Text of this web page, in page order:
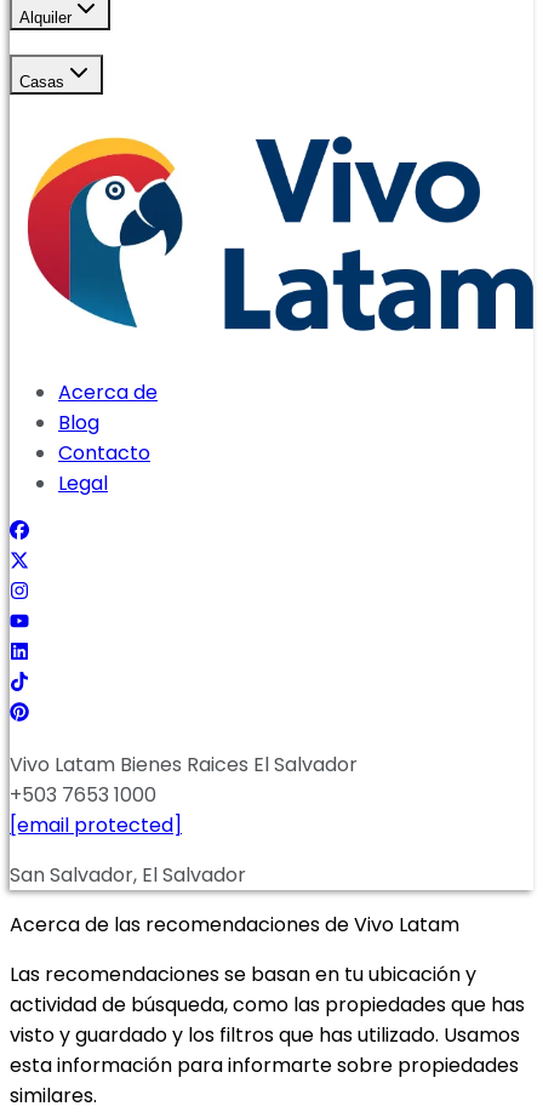
Alquiler
Casas
Acerca de
Blog
Contacto
Legal
Vivo Latam Bienes Raices El Salvador
+503 7653 1000
[email protected]
San Salvador, El Salvador
Acerca de las recomendaciones de Vivo Latam
Las recomendaciones se basan en tu ubicación y
actividad de búsqueda, como las propiedades que has
visto y guardado y los filtros que has utilizado. Usamos
esta información para informarte sobre propiedades
similares.